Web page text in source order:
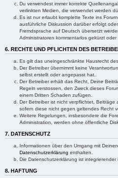
Du verwendest immer korrekte
verlinkten Medien, die verwendet werden
Es ist nur erlaubt komplette Texte ins
ausführliche Diskussion darüber erfolgt
Fremdsprache auf Deutsch übersetzt
Administratoren kommentarlos gekürzt
6. RECHTE UND PFLICHTEN DES
Es gilt das uneingeschränkte Hausrecht
Der Betreiber übernimmt keine
selbst erstellt oder angepasst hat.
Der Betreiber erhält das Recht, Deine
Regeln verstossen, den Zweck dieses
einem Dritten Schaden zufügen.
Der Betreiber ist nicht verpflichtet, Beiträge
sofern diese nicht gegen geltendes Recht
Weitere Regelungen, insbesondere die
Administration, werden ohne öffentliche
7. DATENSCHUTZ
Informationen über den Umgang mit
Datenschutzerklärung enthalten.
Die Datenschutzerklärung ist
8. HAFTUNG